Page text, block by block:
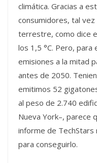
climática. Gracias a
consumidores, tal
terrestre, como dice
los 1,5 °C. Pero, para
emisiones a la mitad
antes de 2050.
emitimos 52
al peso de 2.740
Nueva York–, parece
informe de TechStars
para conseguirlo.